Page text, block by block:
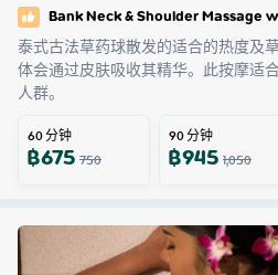
Bank Neck & Shoulder Massage
泰式古法草药球散发的适合的热度及
体会通过皮肤吸收其精华。此按摩适
人群。
60分钟
฿675750
90分钟
฿9451,050